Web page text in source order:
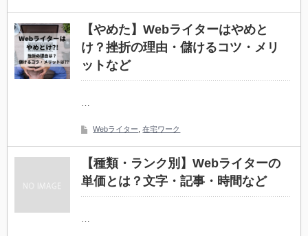
【やめた】Webライターはやめと
け？挫折の理由・儲けるコツ・メリ
ットなど
…
Webライター ,在宅ワーク
【種類・ランク別】Webライターの
単価とは？文字・記事・時間など
…